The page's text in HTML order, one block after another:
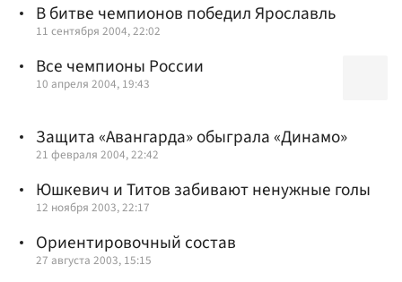
В битве чемпионов победил Ярославль
11 сентября 2004, 22:02
Все чемпионы России
10 апреля 2004, 19:43
Защита «Авангарда» обыграла «Динамо»
21 февраля 2004, 22:42
Юшкевич и Титов забивают ненужные голы
12 ноября 2003, 22:17
Ориентировочный состав
27 августа 2003, 15:15